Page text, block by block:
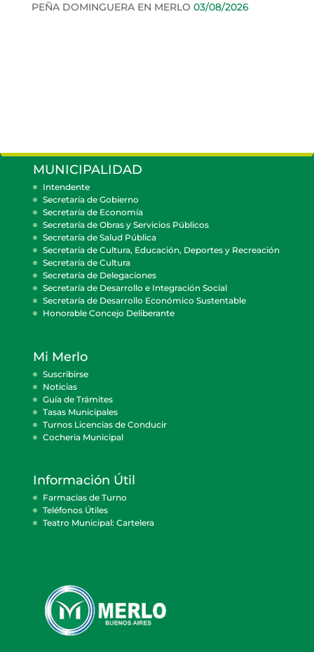
PEÑA DOMINGUERA EN MERLO 03/08/2026
MUNICIPALIDAD
Intendente
Secretaría de Gobierno
Secretaría de Economía
Secretaría de Obras y Servicios Públicos
Secretaría de Salud Pública
Secretaría de Cultura, Educación, Deportes y Recreación
Secretaría de Cultura
Secretaría de Delegaciones
Secretaría de Desarrollo e Integración Social
Secretaría de Desarrollo Económico Sustentable
Honorable Concejo Deliberante
Mi Merlo
Suscribirse
Noticias
Guía de Trámites
Tasas Municipales
Turnos Licencias de Conducir
Cocheria Municipal
Información Útil
Farmacias de Turno
Teléfonos Útiles
Teatro Municipal: Cartelera